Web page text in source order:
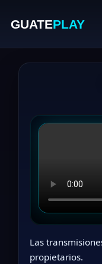
GUATEPLAY
Las
propietarios.